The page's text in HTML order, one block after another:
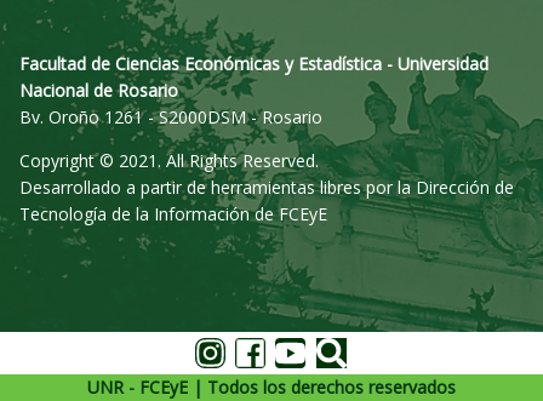
Facultad de Ciencias Económicas y Estadística - Universidad
Nacional de Rosario
Bv. Oroño 1261 - S2000DSM - Rosario
Copyright © 2021. All Rights Reserved.
Desarrollado a partir de herramientas libres por la Dirección de
Tecnología de la Información de FCEyE
UNR - FCEyE | Todos los derechos reservados